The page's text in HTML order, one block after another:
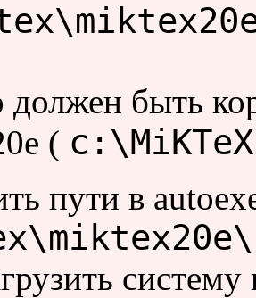
быть
(
пути в